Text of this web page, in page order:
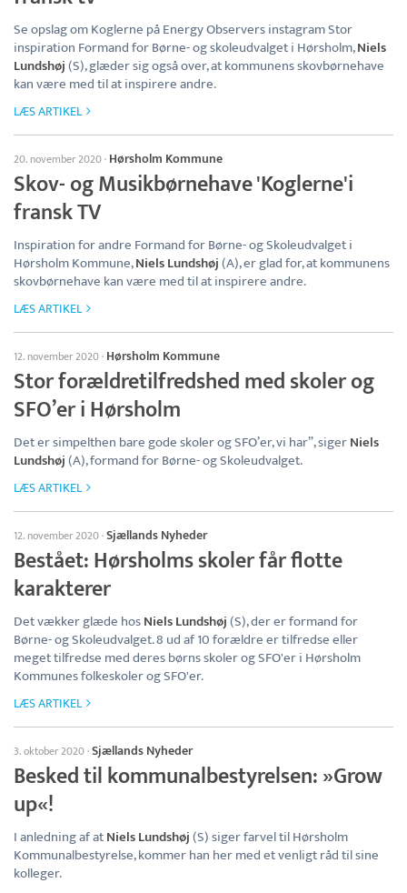
Se opslag om Koglerne på Energy Observers instagram Stor
inspiration Formand for Børne- og skoleudvalget i Hørsholm,Niels
Lundshøj(S), glæder sig også over, at kommunens skovbørnehave
kan være med til at inspirere andre.
LÆS ARTIKEL
20. november 2020· Hørsholm Kommune
Skov- og Musikbørnehave 'Koglerne'i
fransk TV
Inspiration for andre Formand for Børne- og Skoleudvalget i
Hørsholm Kommune,Niels Lundshøj(A), er glad for, at kommunens
skovbørnehave kan være med til at inspirere andre.
LÆS ARTIKEL
12. november 2020· Hørsholm Kommune
Stor forældretilfredshed med skoler og
SFO’er i Hørsholm
Det er simpelthen bare gode skoler og SFO’er, vi har”, sigerNiels
Lundshøj(A), formand for Børne- og Skoleudvalget.
LÆS ARTIKEL
12. november 2020·Sjællands Nyheder
Bestået: Hørsholms skoler får flotte
karakterer
Det vækker glæde hosNiels Lundshøj(S), der er formand for
Børne- og Skoleudvalget. 8 ud af 10 forældre er tilfredse eller
meget tilfredse med deres børns skoler og SFO'er i Hørsholm
Kommunes folkeskoler og SFO'er.
LÆS ARTIKEL
3. oktober 2020·Sjællands Nyheder
Besked til kommunalbestyrelsen: »Grow
up«!
I anledning af atNiels Lundshøj(S) siger farvel til Hørsholm
Kommunalbestyrelse, kommer han her med et venligt råd til sine
kolleger.